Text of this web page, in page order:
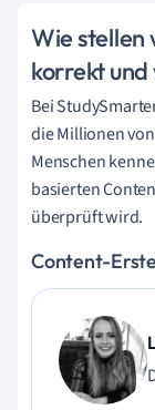
Wie stellen
korrekt
Bei
die Millionen
Menschen
basierten
überprüft wird.
Content-